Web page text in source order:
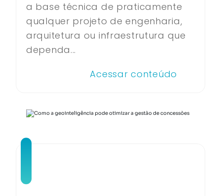
a base técnica de praticamente
qualquer projeto de engenharia,
arquitetura ou infraestrutura que
dependa...
Acessar conteúdo